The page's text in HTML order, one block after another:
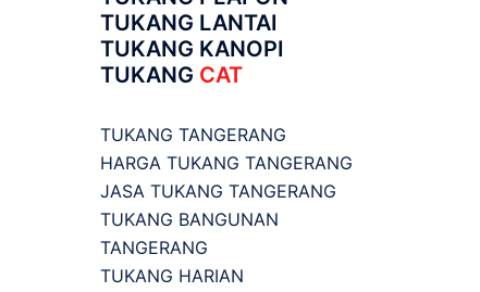
TUKANG LANTAI
TUKANG KANOPI
TUKANG CAT
TUKANG TANGERANG
HARGA TUKANG TANGERANG
JASA TUKANG TANGERANG
TUKANG BANGUNAN
TANGERANG
TUKANG HARIAN